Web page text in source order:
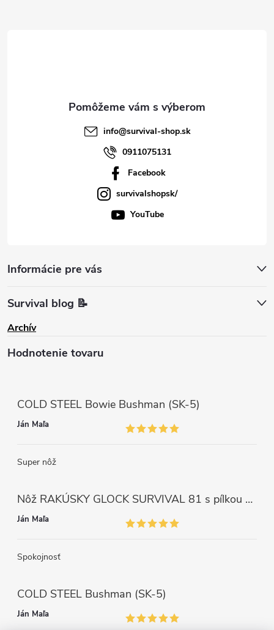
info@survival-shop.sk
0911075131
Facebook
survivalshopsk/
YouTube
Informácie pre vás
Survival blog 📝
Archív
Hodnotenie tovaru
COLD STEEL Bowie Bushman (SK-5)
Ján Maľa
Super nôž
Nôž RAKÚSKY GLOCK SURVIVAL 81 s pílkou ZELENÝ
Ján Maľa
Spokojnosť
COLD STEEL Bushman (SK-5)
Ján Maľa